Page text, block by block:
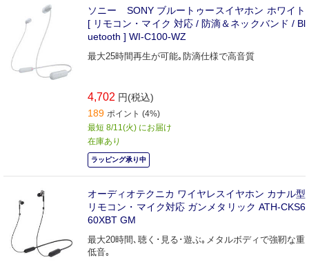
ソニー SONY ブルートゥースイヤホン ホワイト
[ リモコン・マイク 対応 / 防滴＆ネックバンド / Bl
uetooth ] WI-C100-WZ
最大25時間再生が可能｡防滴仕様で高音質
4,702 円(税込)
189 ポイント (4%)
最短 8/11(火) にお届け
在庫あり
ラッピング承り中
オーディオテクニカ ワイヤレスイヤホン カナル型
リモコン・マイク対応 ガンメタリック ATH-CKS6
60XBT GM
最大20時間､聴く･見る･遊ぶ｡メタルボディで強靭な重
低音｡